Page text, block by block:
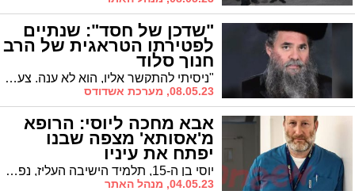
"שדכן של חסד": שנתיים
לפטירתו הטראגית של הרב
חנוך סלוד
"ניסיתי להתקשר אליו, הוא לא ענה. צעקו 'שמע ישראל'. אמרו וידוי. חשבתי שזו הצגה. בבוקר בנו זיהה אותו באבו כביר" * שנתיים לאסון הנורא על הר מירון בו נספה יחד עם מ"ה הטהורים איש חסידות גור ותושב אשדוד, הקדוש הרב חנוך סלוד
08.05.23, מערכת אשדודס
אבא מחכה ליוסי: הרופא
מ'אסותא' מצפה שבנו
יפתח את עיניו
יוסי בן ה-15, תלמיד הישיבה העליז, נפצע באירוע הנוראי במירון לפני שנתיים, ומאז הוא משותק בכל גופו * אביו, ד"ר יחיאל רייט מבית החולים 'אסותא אשדוד', מחכה מאז לרגע שבו יפקח את עיניו והוא יחזור לחייך ולשמוח * עם זאת הוא אומר "על יוסי נגזר שיפצע, ואני מודה לה' שזה קרה במירון, ליד רבי שמעון. זה יכול היה לקרות הרי בכל מקום אחר"
04.05.23, מנהל האתר